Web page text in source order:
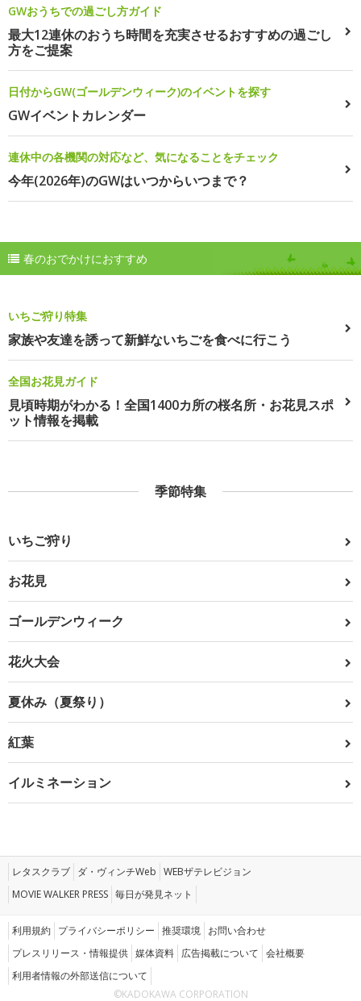
GWおうちでの過ごし方ガイド
最大12連休のおうち時間を充実させるおすすめの過ごし
方をご提案
日付からGW(ゴールデンウィーク)のイベントを探す
GWイベントカレンダー
連休中の各機関の対応など、気になることをチェック
今年(2026年)のGWはいつからいつまで？
春のおでかけにおすすめ
いちご狩り特集
家族や友達を誘って新鮮ないちごを食べに行こう
全国お花見ガイド
見頃時期がわかる！全国1400カ所の桜名所・お花見スポ
ット情報を掲載
季節特集
いちご狩り
お花見
ゴールデンウィーク
花火大会
夏休み（夏祭り）
紅葉
イルミネーション
レタスクラブ ダ・ヴィンチWeb WEBザテレビジョン
MOVIE WALKER PRESS 毎日が発見ネット
利用規約 プライバシーポリシー 推奨環境 お問い合わせ
プレスリリース・情報提供 媒体資料 広告掲載について 会社概要
利用者情報の外部送信について
©KADOKAWA CORPORATION